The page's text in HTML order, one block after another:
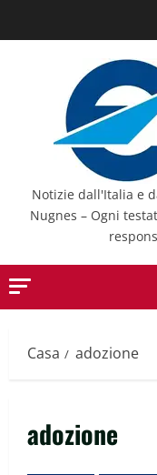
al
Notizie dall'Italia e
Nugnes – Ogni
Casa adozione
adozione